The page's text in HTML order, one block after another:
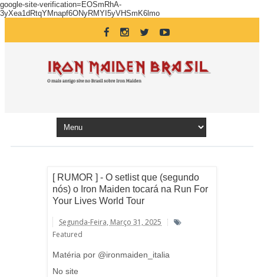
google-site-verification=EOSmRhA-
3yXea1dRtqYMnapf6ONyRMYI5yVHSmK6lmo
[ RUMOR ] - O setlist que (segundo
nós) o Iron Maiden tocará na Run For
Your Lives World Tour
Segunda-Feira, Março 31, 2025
Featured
Matéria por @ironmaiden_italia
No site